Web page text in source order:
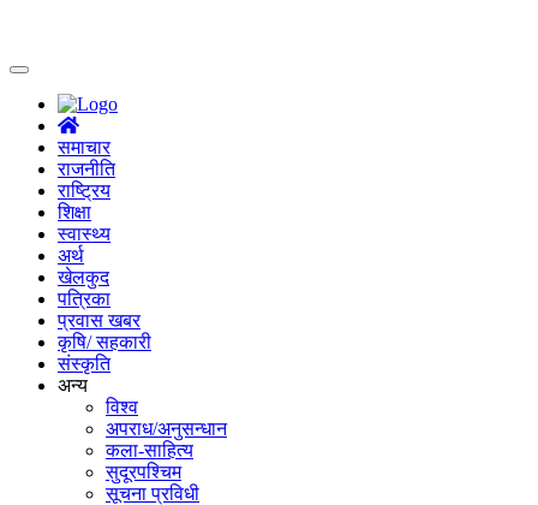
(current)
समाचार
राजनीति
राष्ट्रिय
शिक्षा
स्वास्थ्य
अर्थ
खेलकुद
पत्रिका
प्रवास खबर
कृषि/ सहकारी
संस्कृति
अन्य
विश्व
अपराध/अनुसन्धान
कला-साहित्य
सुदूरपश्चिम
सूचना प्रविधी